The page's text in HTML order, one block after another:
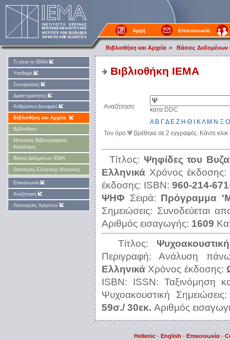
Αρχή Επικοινωνία
Βιβλιοθήκη και Αρχεία > Βάσεις Δεδομένων
Τι είναι το ΙΕΜΑ
Υποδομή
Συνεργασίες
Δραστηριότητες
Ανθρώπινο Δυναμικό
Βιβλιοθήκη και Αρχεία
Βιβλιοθήκη
Μουσικός Βιβλιογραφικός
Κατάλογος
Βάσεις Δεδομένων ΙΕΜΑ
Θησαυρός Ελληνικής Μουσικής
Επικοινωνία
Αναζήτηση
Λειτουργίες Χρηστών
Βιβλιοθήκη IEMA
Αναζήτηση:
κατα DDC
Α Β ΓΔ Ε Ζ Η Θ ΚΛ Μ Ν Ξ Ο
Τον όρο Ψ βρέθηκε σε 2 εγγραφές. Κάντε
Τίτλος: Ψηφίδες του
Ελληνικά Χρόνος
έκδοσης: ISBN:960-214-
ΨΗΦ Σειρά: Πρόγραμμα
Σημειώσεις: Συνοδεύεται
Αριθμός εισαγωγής: 1609
Τίτλος: Ψυχοακουστική
Περιγραφή:Ανάλυση
Ελληνικά Χρόνος έκδοσης:
ISBN: ISSN:Ταξινόμηση
Ψυχοακουστική
59σ./ 30εκ. Αριθμός
Hellenic - English - Επικοινωνία -